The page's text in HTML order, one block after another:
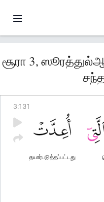
சூரா 3,
3:131
தயார்படுத்தப்பட்டது